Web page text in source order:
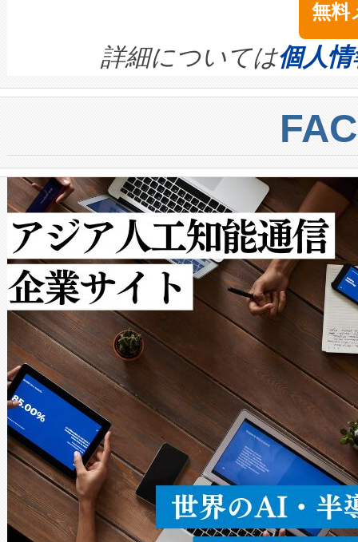
きます。この効率性は、フェ
ます。 Voltaiq provides a
quality and reliability for AI
BESS stack to ensure battery
centers. Voltaiqは、ai&のAI
からシステム統合、試運転、
クルの各段階のデータを監視
[…]
イズの小径化を実現すること
す。ノーマルモードでは、
ートル先まで検出でき、これ
トに対して約600メートルに
では、反射率10％のターゲッ
で向上し、最大検知距離は
ットだけで最大1キロメート
ルの変電所周囲を監視でき、
作業と点群処理を簡素化でき
Avia 2は、2種類のFOVオプシ
× 80°のノーマルモード、長
ードを切り替えて使用するこ
ることなく、単一のデバイス
うにします。遠距離まで届く
密度なスキャ […]
無料
詳細については個人